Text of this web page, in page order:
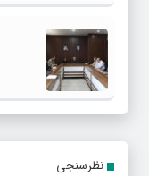
نظرسنجی